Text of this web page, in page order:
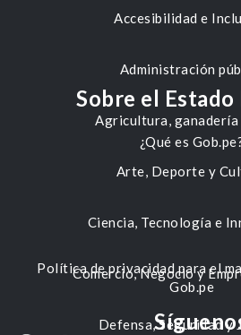
Accesibilidad e
Administración
Agricultura, ganadería
Arte, Deporte y
Ciencia, Tecnología e
Comercio, Negocio y
Defensa, Seguridad y
Sobre el Estado
¿Qué es
Política de privacidad para el
Gob.pe